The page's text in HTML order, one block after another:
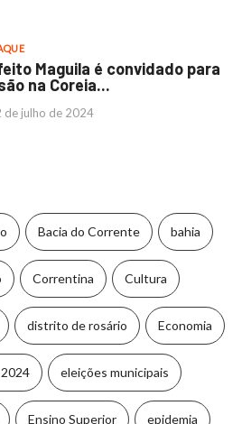
Maguila é convidado para
na Coreia...
de julho de 2024
Bacia do Corrente bahia
Correntina Cultura
distrito de rosário Economia
eleições municipais
Ensino Superior epidemia